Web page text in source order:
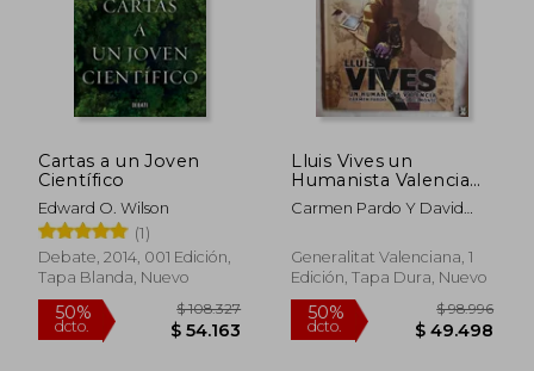
Cartas a un Joven
Científico
Edward O. Wilson
(1)
Debate, 2014, 001 Edición,
Tapa Blanda, Nuevo
Lluis Vives un
Humanista Valencia
(en Valenciano)
Carmen Pardo Y David
Generalitat Valenciana, 1
Edición, Tapa Dura, Nuevo